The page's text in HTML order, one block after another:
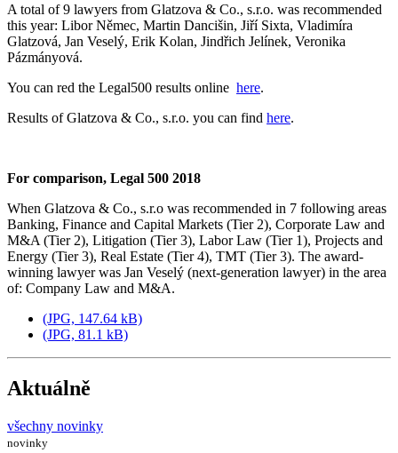
A total of 9 lawyers from Glatzova & Co., s.r.o. was recommended
this year: Libor Němec, Martin Dancišin, Jiří Sixta, Vladimíra
Glatzová, Jan Veselý, Erik Kolan, Jindřich Jelínek, Veronika
Pázmányová.
You can red the Legal500 results online here.
Results of Glatzova & Co., s.r.o. you can find here.
For comparison, Legal 500 2018
When Glatzova & Co., s.r.o was recommended in 7 following areas
Banking, Finance and Capital Markets (Tier 2), Corporate Law and
M&A (Tier 2), Litigation (Tier 3), Labor Law (Tier 1), Projects and
Energy (Tier 3), Real Estate (Tier 4), TMT (Tier 3). The award-
winning lawyer was Jan Veselý (next-generation lawyer) in the area
of: Company Law and M&A.
(JPG, 147.64 kB)
(JPG, 81.1 kB)
Aktuálně
všechny novinky
novinky